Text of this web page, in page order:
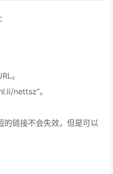
。
nettsz”。
的链接不会失效，但是可以